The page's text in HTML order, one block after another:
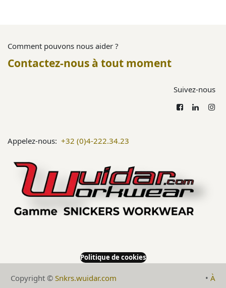
Comment pouvons nous aider ?
Contactez-nous à tout moment
Suivez-nous
Appelez-nous: +32 (0)4-222.34.23
Politique de cookies
Copyright © Snkrs.wuidar.com ​•À